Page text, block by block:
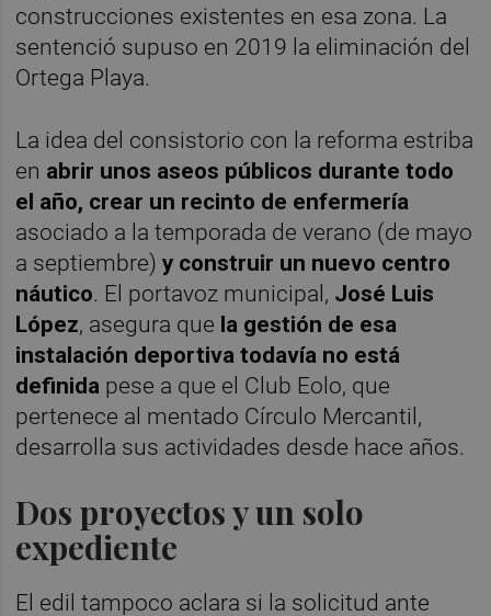
construcciones existentes en esa zona. La
sentenció supuso en 2019 la eliminación del
Ortega Playa.
La idea del consistorio con la reforma estriba
en abrir unos aseos públicos durante todo
el año, crear un recinto de enfermería
asociado a la temporada de verano (de mayo
a septiembre) y construir un nuevo centro
náutico. El portavoz municipal, José Luis
López, asegura que la gestión de esa
instalación deportiva todavía no está
definida pese a que el Club Eolo, que
pertenece al mentado Círculo Mercantil,
desarrolla sus actividades desde hace años.
Dos proyectos y un solo
expediente
El edil tampoco aclara si la solicitud ante